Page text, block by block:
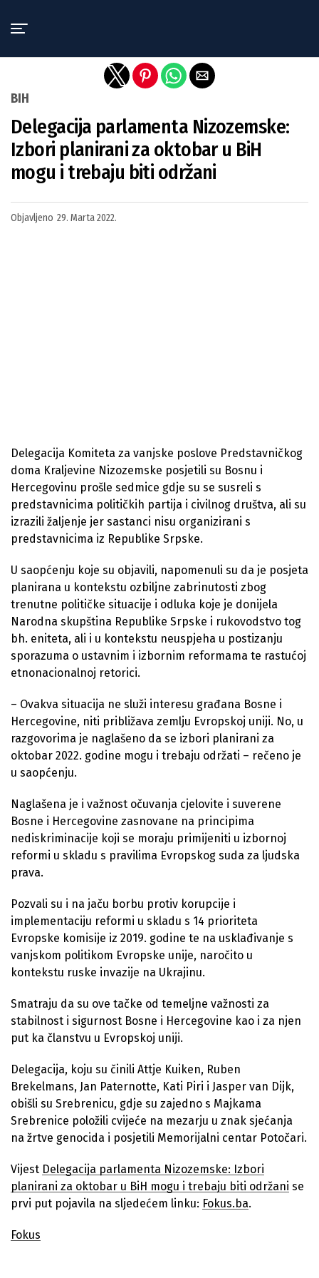
BIH
Delegacija parlamenta Nizozemske:
Izbori planirani za oktobar u BiH
mogu i trebaju biti održani
Objavljeno 29. Marta 2022.
Delegacija Komiteta za vanjske poslove Predstavničkog
doma Kraljevine Nizozemske posjetili su Bosnu i
Hercegovinu prošle sedmice gdje su se susreli s
predstavnicima političkih partija i civilnog društva, ali su
izrazili žaljenje jer sastanci nisu organizirani s
predstavnicima iz Republike Srpske.
U saopćenju koje su objavili, napomenuli su da je posjeta
planirana u kontekstu ozbiljne zabrinutosti zbog
trenutne političke situacije i odluka koje je donijela
Narodna skupština Republike Srpske i rukovodstvo tog
bh. eniteta, ali i u kontekstu neuspjeha u postizanju
sporazuma o ustavnim i izbornim reformama te rastućoj
etnonacionalnoj retorici.
– Ovakva situacija ne služi interesu građana Bosne i
Hercegovine, niti približava zemlju Evropskoj uniji. No, u
razgovorima je naglašeno da se izbori planirani za
oktobar 2022. godine mogu i trebaju održati – rečeno je
u saopćenju.
Naglašena je i važnost očuvanja cjelovite i suverene
Bosne i Hercegovine zasnovane na principima
nediskriminacije koji se moraju primijeniti u izbornoj
reformi u skladu s pravilima Evropskog suda za ljudska
prava.
Pozvali su i na jaču borbu protiv korupcije i
implementaciju reformi u skladu s 14 prioriteta
Evropske komisije iz 2019. godine te na usklađivanje s
vanjskom politikom Evropske unije, naročito u
kontekstu ruske invazije na Ukrajinu.
Smatraju da su ove tačke od temeljne važnosti za
stabilnost i sigurnost Bosne i Hercegovine kao i za njen
put ka članstvu u Evropskoj uniji.
Delegacija, koju su činili Attje Kuiken, Ruben
Brekelmans, Jan Paternotte, Kati Piri i Jasper van Dijk,
obišli su Srebrenicu, gdje su zajedno s Majkama
Srebrenice položili cvijeće na mezarju u znak sjećanja
na žrtve genocida i posjetili Memorijalni centar Potočari.
Vijest Delegacija parlamenta Nizozemske: Izbori
planirani za oktobar u BiH mogu i trebaju biti održani se
prvi put pojavila na sljedećem linku: Fokus.ba.
Fokus